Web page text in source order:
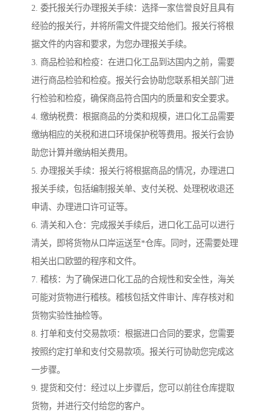
2. 委托报关行办理报关手续：选择一家信誉良好且具有
经验的报关行，并将所需文件提交给他们。报关行将根
据文件的内容和要求，为您办理报关手续。
3. 商品检验和检疫：在进口化工品到达国内之前，需要
进行商品检验和检疫。报关行会协助您联系相关部门进
行检验和检疫，确保商品符合国内的质量和安全要求。
4. 缴纳税费：根据商品的分类和规模，进口化工品需要
缴纳相应的关税和进口环境保护税等费用。报关行会协
助您计算并缴纳相关费用。
5. 办理报关手续：报关行将根据商品的情况，办理进口
报关手续，包括编制报关单、支付关税、处理税收退还
申请、办理进口许可证等。
6. 清关和入仓：完成报关手续后，进口化工品可以进行
清关，即将货物从口岸运送至*仓库。同时，还需要处理
相关出口欧盟的程序和文件。
7. 稽核：为了确保进口化工品的合规性和安全性，海关
可能对货物进行稽核。稽核包括文件审计、库存核对和
货物实验性抽检等。
8. 打单和支付交易款项：根据进口合同的要求，您需要
按照约定打单和支付交易款项。报关行可协助您完成这
一步骤。
9. 提货和交付：经过以上步骤后，您可以前往仓库提取
货物，并进行交付给您的客户。